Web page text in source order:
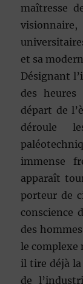
maîtresse
et sa
Désignant
des
départ de
déroule
immense
apparaît
porteur de
conscience
des
le
il tire déjà
de